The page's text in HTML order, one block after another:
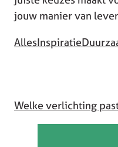
jouw manier van
AllesInspiratie
Welke verlichting